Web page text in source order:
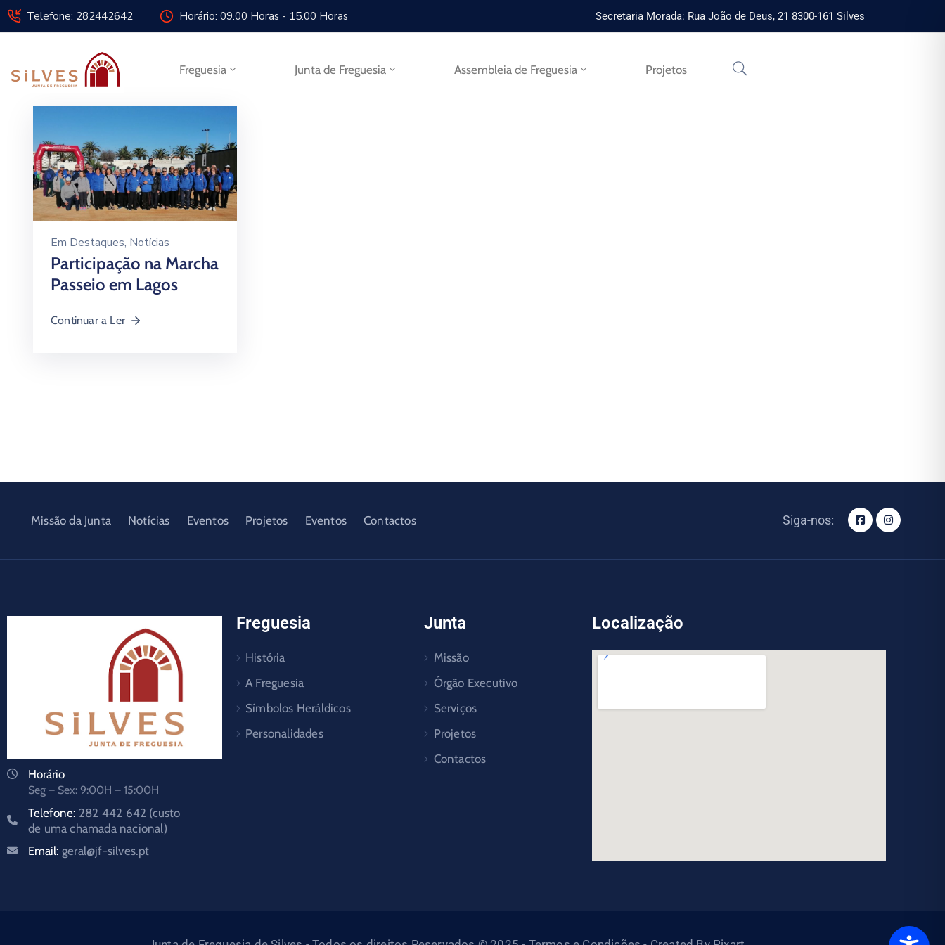
Telefone: 282442642 Horário: 09.00 Horas - 15.00 Horas Secretaria Morada: Rua João de Deus, 21 8300-161 Silves
Freguesia Junta de Freguesia Assembleia de Freguesia Projetos
Em Destaques‚ Notícias
Participação na Marcha
Passeio em Lagos
Continuar a Ler
Missão da Junta Notícias Eventos Projetos Eventos Contactos Siga-nos:
Horário
Seg – Sex: 9:00H – 15:00H
Telefone: 282 442 642 (custo
de uma chamada nacional)
Email: geral@jf-silves.pt
Freguesia
História
A Freguesia
Símbolos Heráldicos
Personalidades
Junta
Missão
Órgão Executivo
Serviços
Projetos
Contactos
Localização